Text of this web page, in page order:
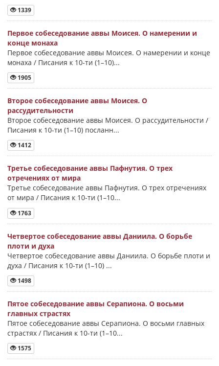
1339
Первое собеседование аввы Моисея. О намерении и
конце монаха
Первое собеседование аввы Моисея. О намерении и конце
монаха / Писания к 10-ти (1–10)...
1905
Второе собеседование аввы Моисея. О
рассудительности
Второе собеседование аввы Моисея. О рассудительности /
Писания к 10-ти (1–10) посланн...
1412
Третье собеседование аввы Пафнутия. О трех
отречениях от мира
Третье собеседование аввы Пафнутия. О трех отречениях
от мира / Писания к 10-ти (1–10...
1763
Четвертое собеседование аввы Даниила. О борьбе
плоти и духа
Четвертое собеседование аввы Даниила. О борьбе плоти и
духа / Писания к 10-ти (1–10) ...
1498
Пятое собеседование аввы Серапиона. О восьми
главных страстях
Пятое собеседование аввы Серапиона. О восьми главных
страстях / Писания к 10-ти (1–10...
1575